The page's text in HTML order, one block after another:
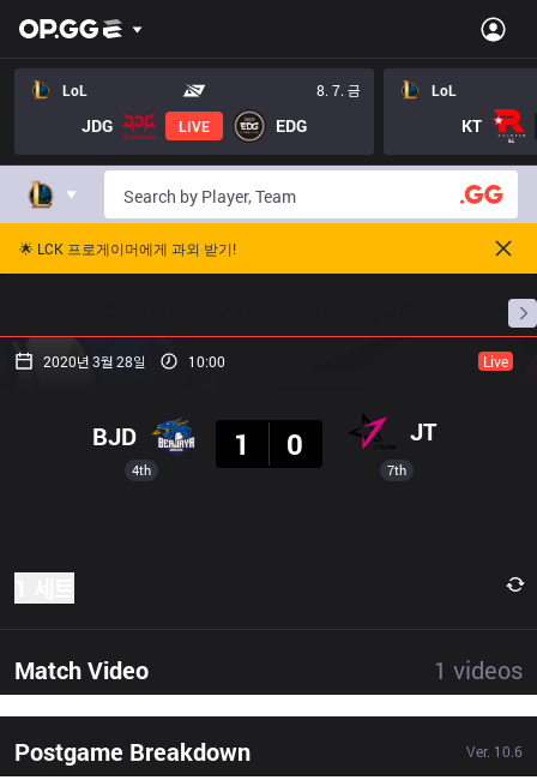
LoL 8. 7. 금
JDG LIVE EDG
LoL
KT
🌟 LCK 프로게이머에게 과외 받기!
프로빌
2020년 3월 28일 10:00 Live
4th
BJD
1
0 JT
7th
Match Video 1 videos
Postgame Breakdown Ver. 10.6